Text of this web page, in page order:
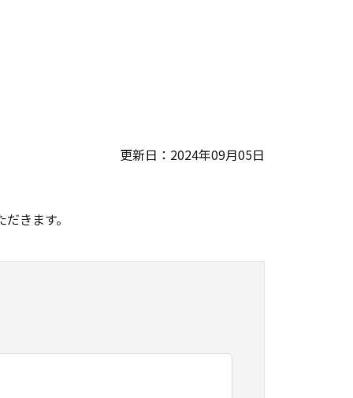
更新日：2024年09月05日
きます。